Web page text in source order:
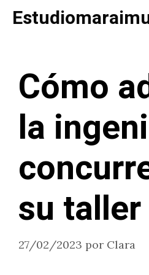
Saltar
Cómo
la
su taller
27/02/2023 por Clara